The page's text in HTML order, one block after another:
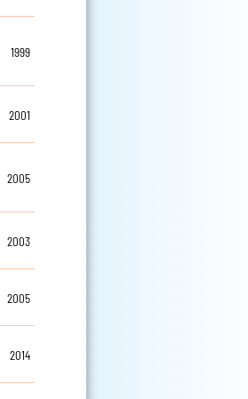
1999
2001
2005
2003
2005
2014